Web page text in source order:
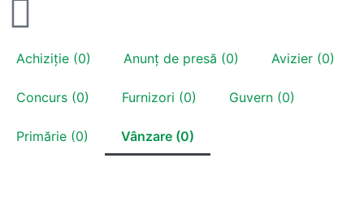
Achiziție (0) Anunț de presă (0) Avizier (0)
Concurs (0) Furnizori (0) Guvern (0)
Primărie (0) Vânzare (0)